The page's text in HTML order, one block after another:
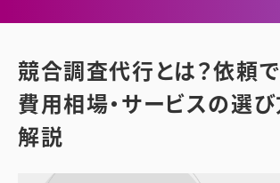
競合調査代行とは？依頼で
費用相場・サービスの選
解説